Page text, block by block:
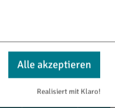
Alle akzeptieren
Realisiert mit Klaro!